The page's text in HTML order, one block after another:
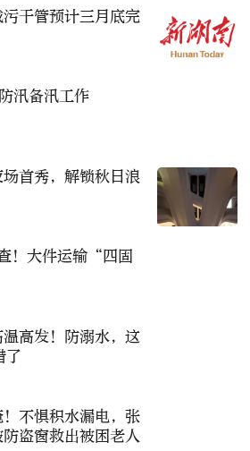
干管预计三月底完
汛备汛工作
首秀，解锁秋日浪
！大件运输“四固
高发！防溺水，这
了
不惧积水漏电，张
盗窗救出被困老人